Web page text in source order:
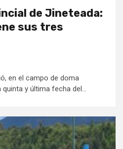
de Jineteada:
sus tres
en el campo de doma
y última fecha del...